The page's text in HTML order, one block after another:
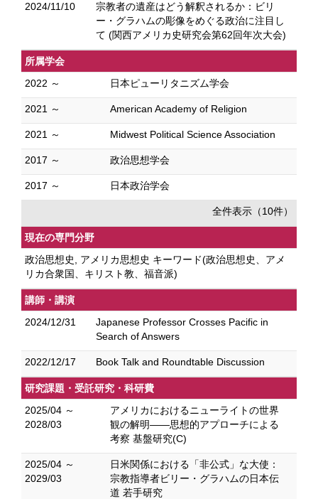
2024/11/10
宗教者の遺産はどう解釈されるか：ビリ
ー・グラハムの彫像をめぐる政治に注目し
て (関西アメリカ史研究会第62回年次大会)
所属学会
2022 ～
日本ピューリタニズム学会
2021 ～ American Academy of Religion
2021 ～ Midwest Political Science Association
2017 ～ 政治思想学会
2017 ～ 日本政治学会
全件表示（10件）
現在の専門分野
政治思想史, アメリカ思想史 キーワード(政治思想史、アメ
リカ合衆国、キリスト教、福音派)
講師・講演
2024/12/31
Japanese Professor Crosses Pacific in
Search of Answers
2022/12/17 Book Talk and Roundtable Discussion
研究課題・受託研究・科研費
2025/04 ～
2028/03
アメリカにおけるニューライトの世界
観の解明――思想的アプローチによる
考察 基盤研究(C)
2025/04 ～
2029/03
日米関係における「非公式」な大使：
宗教指導者ビリー・グラハムの日本伝
道 若手研究